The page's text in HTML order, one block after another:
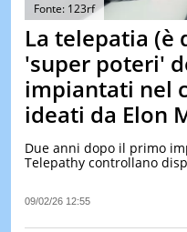
Fonte: 123rf
La telepatia (è
'super poteri'
impiantati nel
ideati da Elon
Due anni dopo il primo
Telepathy controllano
09/02/26 12:55